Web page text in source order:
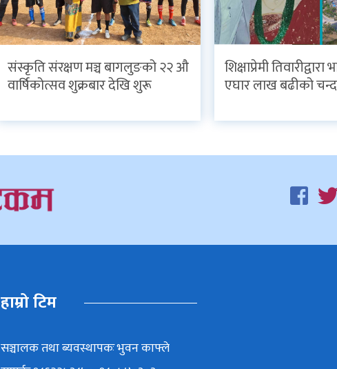
संस्कृति संरक्षण मञ्च बागलुङको २२ औ
वार्षिकोत्सव शुक्रबार देखि शुरू
शिक्षाप्रेमी
एघार लाख बढीको
हाम्रो टिम
सञ्चालक तथा ब्यवस्थापकः भुवन काफ्ले